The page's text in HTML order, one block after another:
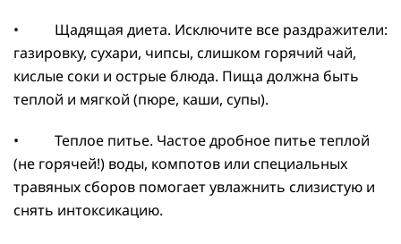
• Щадящая диета. Исключите все раздражители:
газировку, сухари, чипсы, слишком горячий чай,
кислые соки и острые блюда. Пища должна быть
теплой и мягкой (пюре, каши, супы).
• Теплое питье. Частое дробное питье теплой
(не горячей!) воды, компотов или специальных
травяных сборов помогает увлажнить слизистую и
снять интоксикацию.